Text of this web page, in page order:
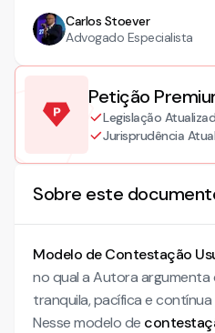
Carlos Stoever
Advogado Especialista
Petição
Legislação
Jurisprudência
Sobre este
Modelo de Contestação
no qual a Autora argumenta
tranquila, pacífica e contínua
Nesse modelo de